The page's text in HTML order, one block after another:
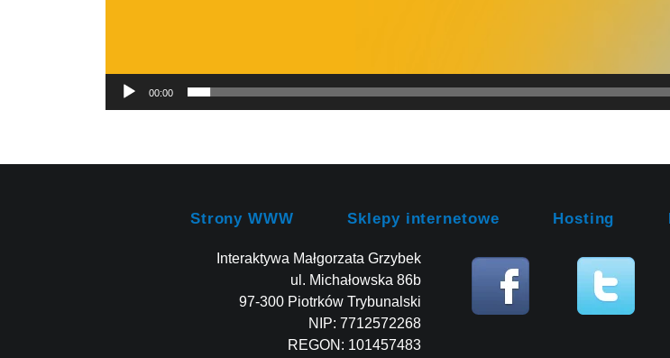
00:00
Strony WWW Sklepy internetowe Hosting
Interaktywa Małgorzata Grzybek
ul. Michałowska 86b
97-300 Piotrków Trybunalski
NIP: 7712572268
REGON: 101457483